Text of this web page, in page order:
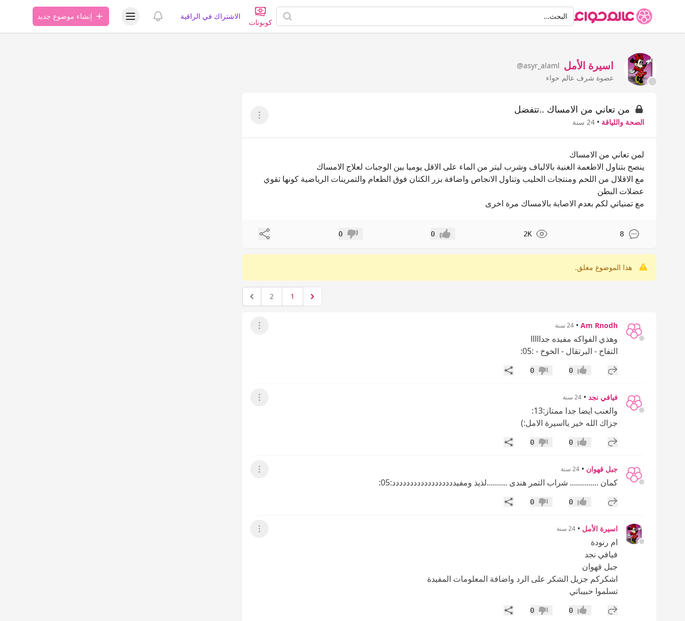
البحثالبحث…
كوبونات
الاشتراك في الراقية عرض الإشعاراتعرض قائمة المستخدمإنشاء موضوع جديد
اسيرة الأمل @asyr_alaml
عضوة شرف عالم حواء
من تعاني من الامساك ..تتفضل
الصحة واللياقة • 24 سنة عرض القائمة
لمن تعاني من الامساك
ينصح بتناول الاطعمة الغنية بالالياف وشرب ليتر من الماء على الاقل يوميا بين الوجبات لعلاج الامساك
مع الاقلال من اللحم ومنتجات الحليب وتناول الانجاص واضافة بزر الكتان فوق الطعام والتمرينات الرياضية كونها تقوي
عضلات البطن
مع تمنياتي لكم بعدم الاصابة بالامساك مرة اخرى
8
2K إعجاب 0 عدم إعجاب
0 مشاركة
هذا الموضوع مغلق.
1
2
Am Rnodh
• 24 سنة عرض القائمة
وهذي الفواكه مفيده جدااااا
التفاح - البرتقال - الخوخ - :05:
إضافة رد جديد
إعجاب0 عدم إعجاب
0 مشاركة
فيافي نجد • 24 سنة عرض القائمة
والعنب ايضا جدا ممتاز:13:
جزاك الله خير يااسيرة الامل:)
إضافة رد جديد
إعجاب0 عدم إعجاب
0 مشاركة
جبل قهوان • 24 سنة عرض القائمة
كمان .............. شراب التمر هندى ..........لذيذ ومفيدددددددددددددددددد:05:
إضافة رد جديد
إعجاب0 عدم إعجاب
0 مشاركة
اسيرة الأمل • 24 سنة عرض القائمة
ام رنودة
فيافي نجد
جبل قهوان
اشكركم جزيل الشكر على الرد واضافة المعلومات المفيدة
تسلموا حبيباتي
إضافة رد جديد
إعجاب0 عدم إعجاب
0 مشاركة